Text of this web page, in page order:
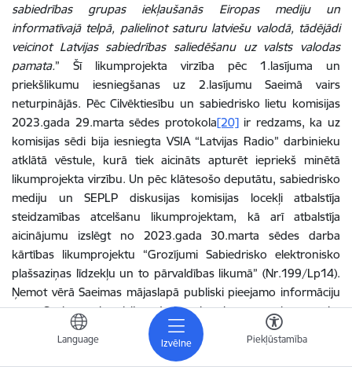
Izvēlne
Language Piekļūstamība
sabiedrības grupas iekļaušanās Eiropas mediju un
informatīvajā telpā, palielinot saturu latviešu valodā, tādējādi
veicinot Latvijas sabiedrības saliedēšanu uz valsts valodas
pamata.” Šī likumprojekta virzība pēc 1.lasījuma un
priekšlikumu iesniegšanas uz 2.lasījumu Saeimā vairs
neturpinājās. Pēc Cilvēktiesību un sabiedrisko lietu komisijas
2023.gada 29.marta sēdes protokola[20]ir redzams, ka uz
komisijas sēdi bija iesniegta VSIA “Latvijas Radio” darbinieku
atklātā vēstule, kurā tiek aicināts apturēt iepriekš minētā
likumprojekta virzību. Un pēc klātesošo deputātu, sabiedrisko
mediju un SEPLP diskusijas komisijas locekļi atbalstīja
steidzamības atcelšanu likumprojektam, kā arī atbalstīja
aicinājumu izslēgt no 2023.gada 30.marta sēdes darba
kārtības likumprojektu “Grozījumi Sabiedrisko elektronisko
plašsaziņas līdzekļu un to pārvaldības likumā” (Nr.199/Lp14).
Ņemot vērā Saeimas mājaslapā publiski pieejamo informāciju
par Saeimas komisiju darba kārtībām, secināms, ka
priekšlikums par izmaiņām SEPLPL 3.panta septītajā daļā vairs
nekad netika skatīts. Tādējādi secināms, ka likumdevējs jau ir